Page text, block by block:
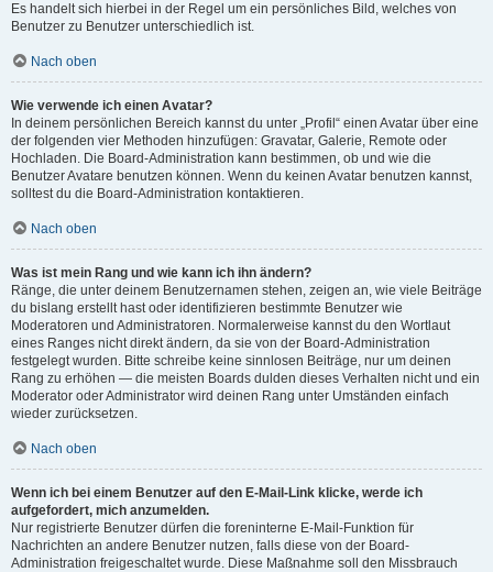
Es handelt sich hierbei in der Regel um ein persönliches Bild, welches von
Benutzer zu Benutzer unterschiedlich ist.
Nach oben
Wie verwende ich einen Avatar?
In deinem persönlichen Bereich kannst du unter „Profil“ einen Avatar über eine
der folgenden vier Methoden hinzufügen: Gravatar, Galerie, Remote oder
Hochladen. Die Board-Administration kann bestimmen, ob und wie die
Benutzer Avatare benutzen können. Wenn du keinen Avatar benutzen kannst,
solltest du die Board-Administration kontaktieren.
Nach oben
Was ist mein Rang und wie kann ich ihn ändern?
Ränge, die unter deinem Benutzernamen stehen, zeigen an, wie viele Beiträge
du bislang erstellt hast oder identifizieren bestimmte Benutzer wie
Moderatoren und Administratoren. Normalerweise kannst du den Wortlaut
eines Ranges nicht direkt ändern, da sie von der Board-Administration
festgelegt wurden. Bitte schreibe keine sinnlosen Beiträge, nur um deinen
Rang zu erhöhen — die meisten Boards dulden dieses Verhalten nicht und ein
Moderator oder Administrator wird deinen Rang unter Umständen einfach
wieder zurücksetzen.
Nach oben
Wenn ich bei einem Benutzer auf den E-Mail-Link klicke, werde ich
aufgefordert, mich anzumelden.
Nur registrierte Benutzer dürfen die foreninterne E-Mail-Funktion für
Nachrichten an andere Benutzer nutzen, falls diese von der Board-
Administration freigeschaltet wurde. Diese Maßnahme soll den Missbrauch